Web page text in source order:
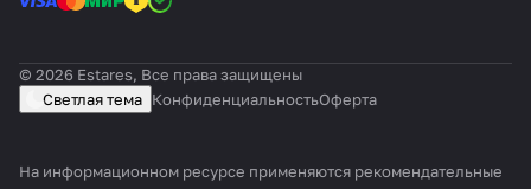
© 2026 Estares, Все права защищены
Светлая тема КонфиденциальностьОферта
На информационном ресурсе применяются рекомендательные